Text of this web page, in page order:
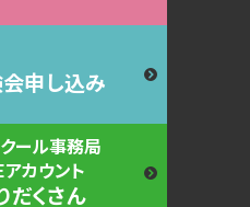
会申し込み
ール事務局
カウント
だくさん